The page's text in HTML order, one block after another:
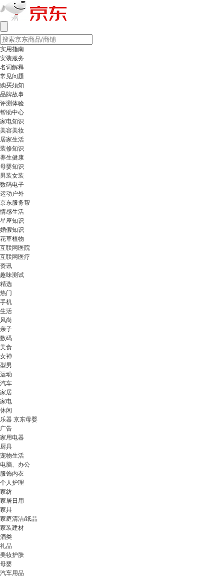
实用指南
安装服务
名词解释
常见问题
购买须知
品牌故事
评测体验
帮助中心
家电知识
美容美妆
居家生活
装修知识
养生健康
母婴知识
男装女装
数码电子
运动户外
京东服务帮
情感生活
星座知识
婚假知识
花草植物
互联网医院
互联网医疗
资讯
趣味测试
精选
热门
手机
生活
风尚
亲子
数码
美食
女神
型男
运动
汽车
家居
家电
休闲
乐器 京东母婴
广告
家用电器
厨具
宠物生活
电脑、办公
服饰内衣
个人护理
家纺
家居日用
家具
家庭清洁/纸品
家装建材
酒类
礼品
美妆护肤
母婴
汽车用品